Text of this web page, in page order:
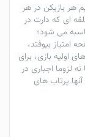
هر بازیکن در هر
ای که دارت در
می شود؛
بیوفتد،
اولیه بازی، برای
لزوما اجباری در
پرتاب های